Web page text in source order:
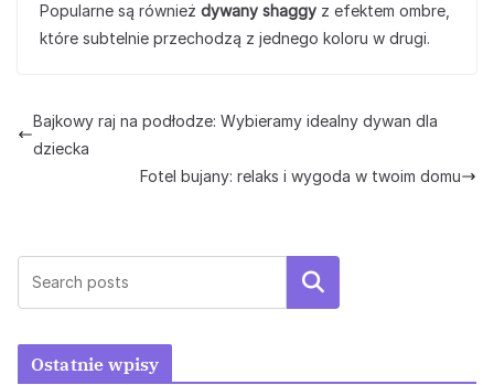
Popularne są również dywany shaggy z efektem ombre,
które subtelnie przechodzą z jednego koloru w drugi.
Bajkowy raj na podłodze: Wybieramy idealny dywan dla
dziecka
Fotel bujany: relaks i wygoda w twoim domu
Szukaj
Ostatnie wpisy